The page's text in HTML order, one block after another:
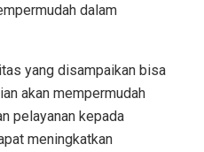
dalam
yang disampaikan bisa
akan mempermudah
pelayanan kepada
meningkatkan